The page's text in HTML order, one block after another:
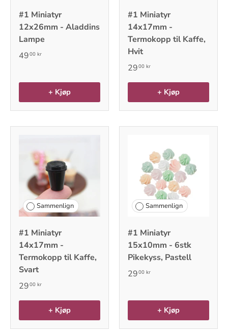
#1 Miniatyr
12x26mm - Aladdins
Lampe
4900 kr
+ Kjøp
#1 Miniatyr
14x17mm -
Termokopp til Kaffe,
Hvit
2900 kr
+ Kjøp
Sammenlign
#1 Miniatyr
14x17mm -
Termokopp til Kaffe,
Svart
2900 kr
+ Kjøp
Sammenlign
#1 Miniatyr
15x10mm - 6stk
Pikekyss, Pastell
2900 kr
+ Kjøp